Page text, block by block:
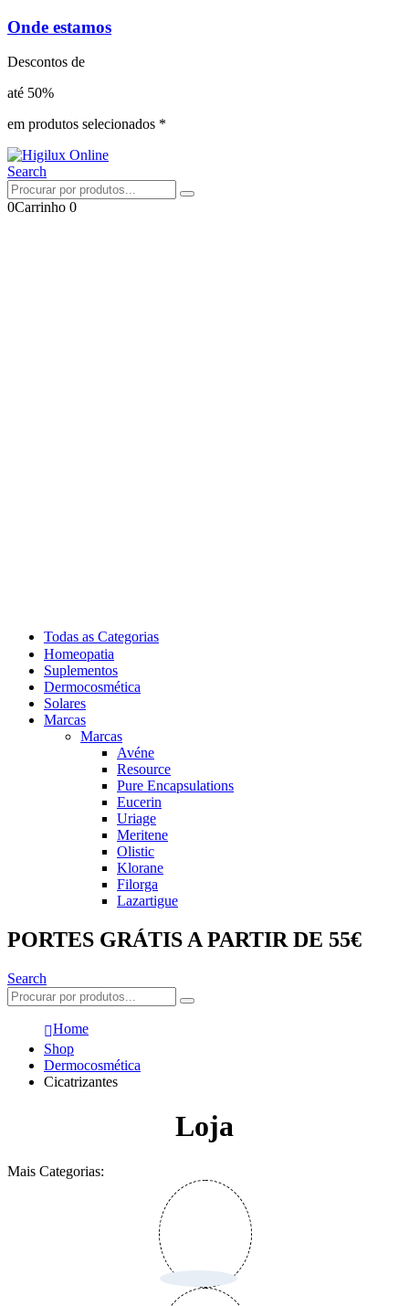
Onde estamos
Descontos de
até 50%
em produtos selecionados *
Search
0Carrinho 0
Todas as Categorias
Homeopatia
Suplementos
Dermocosmética
Solares
Marcas
Marcas
Avéne
Resource
Pure Encapsulations
Eucerin
Uriage
Meritene
Olistic
Klorane
Filorga
Lazartigue
PORTES GRÁTIS A PARTIR DE 55€
Search
Home
Shop
Dermocosmética
Cicatrizantes
Loja
Mais Categorias: